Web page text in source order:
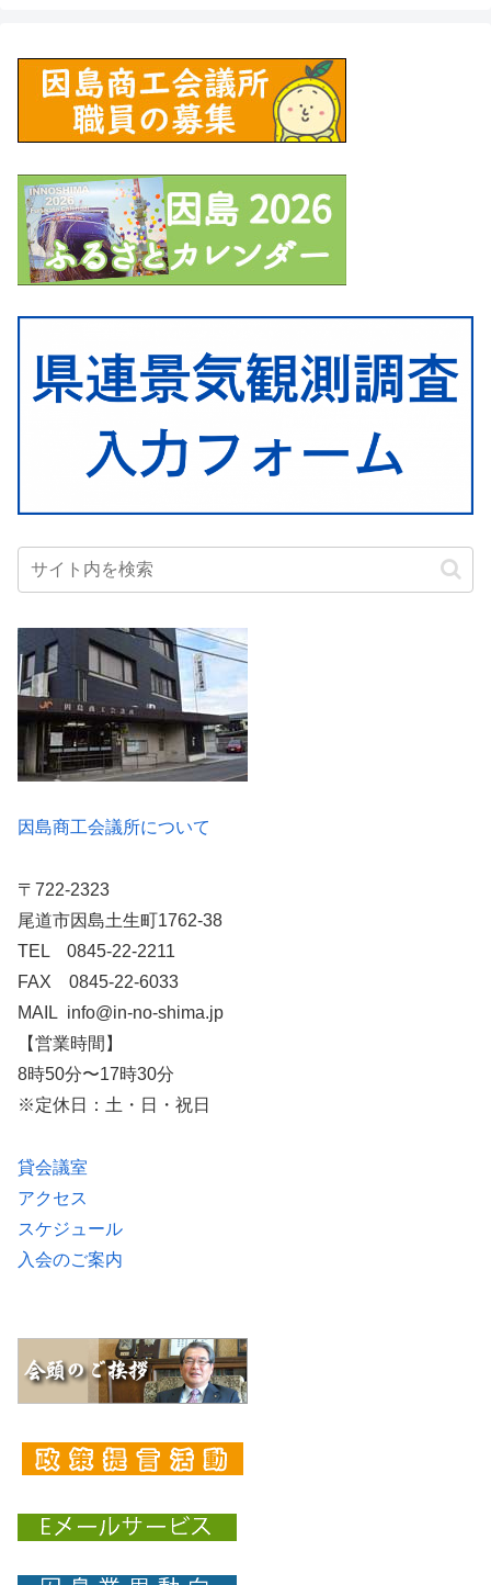
因島商工会議所について
〒722-2323
尾道市因島土生町1762-38
TEL 0845-22-2211
FAX 0845-22-6033
MAIL info@in-no-shima.jp
【営業時間】
8時50分〜17時30分
※定休日：土・日・祝日
貸会議室
アクセス
スケジュール
入会のご案内